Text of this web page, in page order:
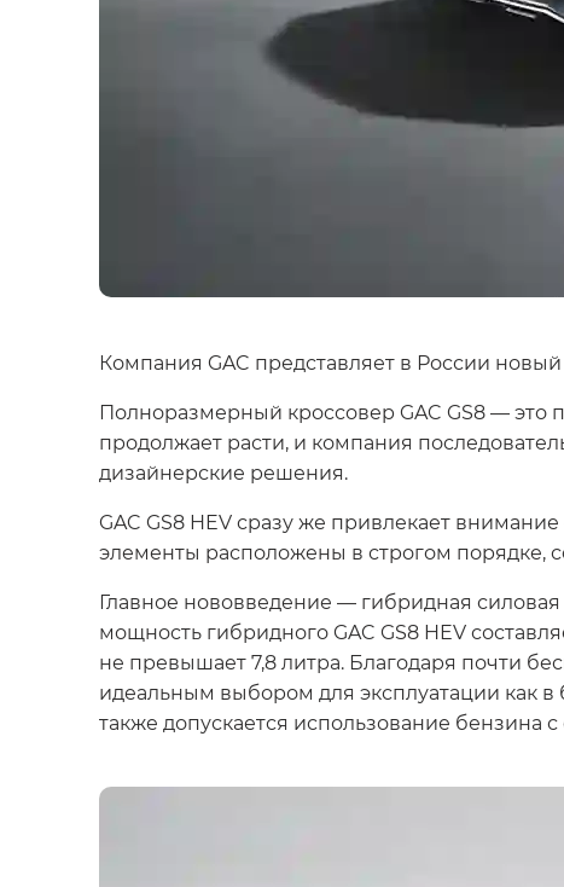
Компания GAC представляет в России
Полноразмерный кроссовер GAC GS8 — это
продолжает расти, и компания
дизайнерские решения.
GAC GS8 HEV сразу же привлекает
элементы расположены в строгом порядке,
Главное нововведение — гибридная
мощность гибридного GAC GS8 HEV
не превышает 7,8 литра. Благодаря почти
идеальным выбором для эксплуатации как в
также допускается использование бензина